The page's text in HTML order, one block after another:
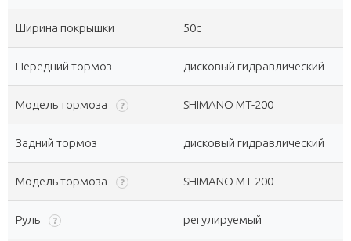
Ширина покрышки 50c
Передний тормоз дисковый гидравлический
Модель тормоза ? SHIMANO MT-200
Задний тормоз дисковый гидравлический
Модель тормоза ? SHIMANO MT-200
Руль ? регулируемый